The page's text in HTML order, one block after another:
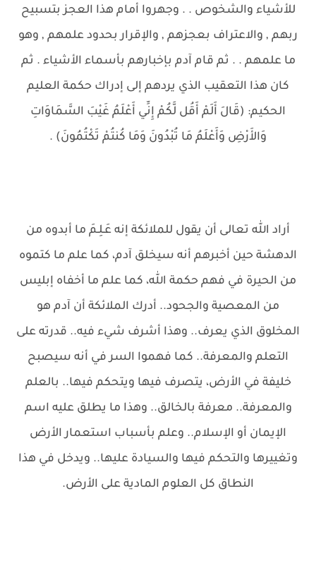
للأشياء والشخوص . . وجهروا أمام هذا العجز بتسبيح
ربهم , والاعتراف بعجزهم , والإقرار بحدود علمهم , وهو
ما علمهم . . ثم قام آدم بإخبارهم بأسماء الأشياء . ثم
كان هذا التعقيب الذي يردهم إلى إدراك حكمة العليم
الحكيم: (قَالَ أَلَمْ أَقُل لَّكُمْ إِنِّي أَعْلَمُ غَيْبَ السَّمَاوَاتِ
وَالأَرْضِ وَأَعْلَمُ مَا تُبْدُونَ وَمَا كُنتُمْ تَكْتُمُونَ) .
أراد الله تعالى أن يقول للملائكة إنه عَـلِـمَ ما أبدوه من
الدهشة حين أخبرهم أنه سيخلق آدم، كما علم ما كتموه
من الحيرة في فهم حكمة الله، كما علم ما أخفاه إبليس
من المعصية والجحود.. أدرك الملائكة أن آدم هو
المخلوق الذي يعرف.. وهذا أشرف شيء فيه.. قدرته على
التعلم والمعرفة.. كما فهموا السر في أنه سيصبح
خليفة في الأرض، يتصرف فيها ويتحكم فيها.. بالعلم
والمعرفة.. معرفة بالخالق.. وهذا ما يطلق عليه اسم
الإيمان أو الإسلام.. وعلم بأسباب استعمار الأرض
وتغييرها والتحكم فيها والسيادة عليها.. ويدخل في هذا
النطاق كل العلوم المادية على الأرض.